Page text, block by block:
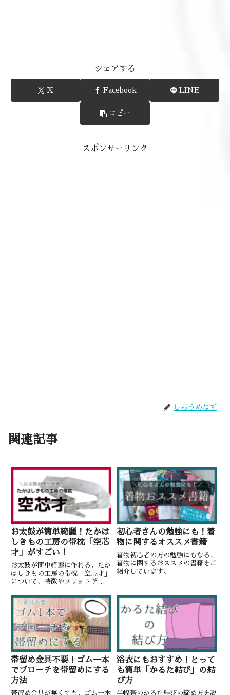
シェアする
X Facebook LINE
コピー
スポンサーリンク
しらうめねず
関連記事
お太鼓が簡単綺麗！たかは
しきもの工房の帯枕「空芯
才」がすごい！
お太鼓が簡単綺麗に作れる、たか
はしきもの工房の帯枕「空芯才」
について、特徴やメリットデメリ
初心者さんの勉強にも！着
物に関するオススメ書籍
着物初心者の方の勉強にもなる、
着物に関するおススメの書籍をご
紹介しています。
帯留め金具不要！ゴム一本
でブローチを帯留めにする
方法
帯留め金具が無くても、ゴム一本
浴衣にもおすすめ！とって
も簡単「かるた結び」の結
び方
半幅帯のかるた結びの締め方を説